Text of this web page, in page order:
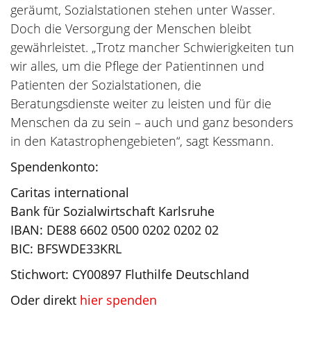
geräumt, Sozialstationen stehen unter Wasser.
Doch die Versorgung der Menschen bleibt
gewährleistet. „Trotz mancher Schwierigkeiten tun
wir alles, um die Pflege der Patientinnen und
Patienten der Sozialstationen, die
Beratungsdienste weiter zu leisten und für die
Menschen da zu sein – auch und ganz besonders
in den Katastrophengebieten“, sagt Kessmann.
Spendenkonto:
Caritas international
Bank für Sozialwirtschaft Karlsruhe
IBAN: DE88 6602 0500 0202 0202 02
BIC: BFSWDE33KRL
Stichwort: CY00897 Fluthilfe Deutschland
Oder direkt hier spenden